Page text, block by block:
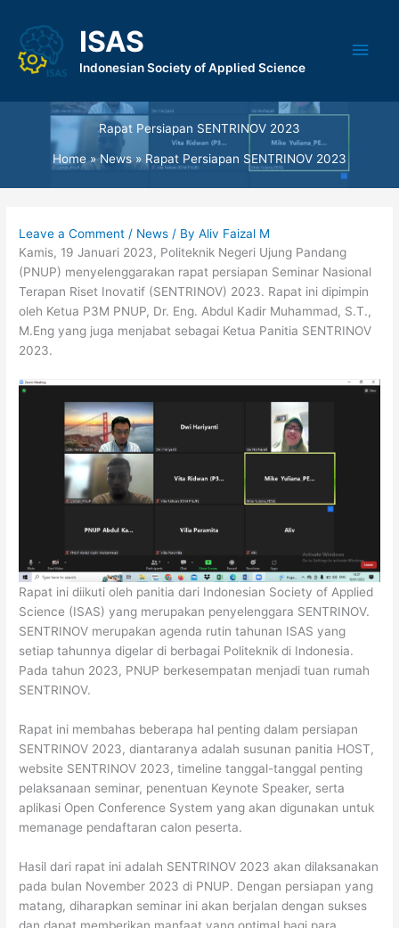
content
ISAS
Indonesian Society of Applied Science
Main
Rapat Persiapan SENTRINOV 2023
Home News Rapat Persiapan SENTRINOV 2023
Leave a Comment / News / ByAliv Faizal M
Kamis, 19 Januari 2023, Politeknik Negeri Ujung Pandang
(PNUP) menyelenggarakan rapat persiapan Seminar Nasional
Terapan Riset Inovatif (SENTRINOV) 2023. Rapat ini dipimpin
oleh Ketua P3M PNUP, Dr. Eng. Abdul Kadir Muhammad, S.T.,
M.Eng yang juga menjabat sebagai Ketua Panitia SENTRINOV
2023.
Rapat ini diikuti oleh panitia dari Indonesian Society of Applied
Science (ISAS) yang merupakan penyelenggara SENTRINOV.
SENTRINOV merupakan agenda rutin tahunan ISAS yang
setiap tahunnya digelar di berbagai Politeknik di Indonesia.
Pada tahun 2023, PNUP berkesempatan menjadi tuan rumah
SENTRINOV.
Rapat ini membahas beberapa hal penting dalam persiapan
SENTRINOV 2023, diantaranya adalah susunan panitia HOST,
website SENTRINOV 2023, timeline tanggal-tanggal penting
pelaksanaan seminar, penentuan Keynote Speaker, serta
aplikasi Open Conference System yang akan digunakan untuk
memanage pendaftaran calon peserta.
Hasil dari rapat ini adalah SENTRINOV 2023 akan dilaksanakan
pada bulan November 2023 di PNUP. Dengan persiapan yang
matang, diharapkan seminar ini akan berjalan dengan sukses